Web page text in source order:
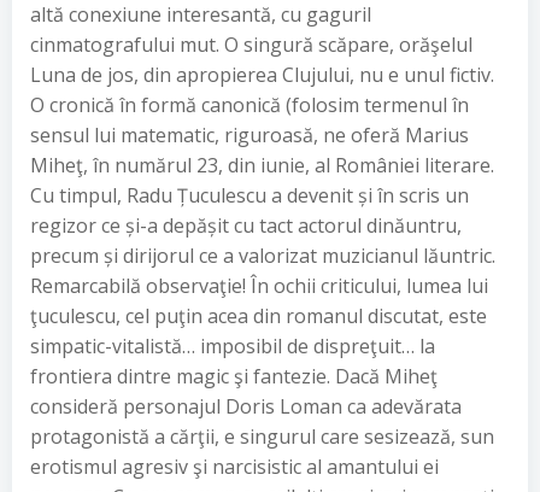
altă conexiune interesantă, cu gaguril
cinmatografului mut. O singură scăpare, orăşelul
Luna de jos, din apropierea Clujului, nu e unul fictiv.
O cronică în formă canonică (folosim termenul în
sensul lui matematic, riguroasă, ne oferă Marius
Miheţ, în numărul 23, din iunie, al României literare.
Cu timpul, Radu Țuculescu a devenit și în scris un
regizor ce și-a depășit cu tact actorul dinăuntru,
precum și dirijorul ce a valorizat muzicianul lăuntric.
Remarcabilă observaţie! În ochii criticului, lumea lui
ţuculescu, cel puţin acea din romanul discutat, este
simpatic-vitalistă… imposibil de dispreţuit… la
frontiera dintre magic şi fantezie. Dacă Miheţ
consideră personajul Doris Loman ca adevărata
protagonistă a cărţii, e singurul care sesizează, sun
erotismul agresiv şi narcisistic al amantului ei